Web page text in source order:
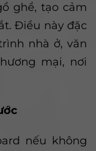
ghề, tạo cảm
Điều này đặc
nhà ở, văn
mại, nơi
nếu không